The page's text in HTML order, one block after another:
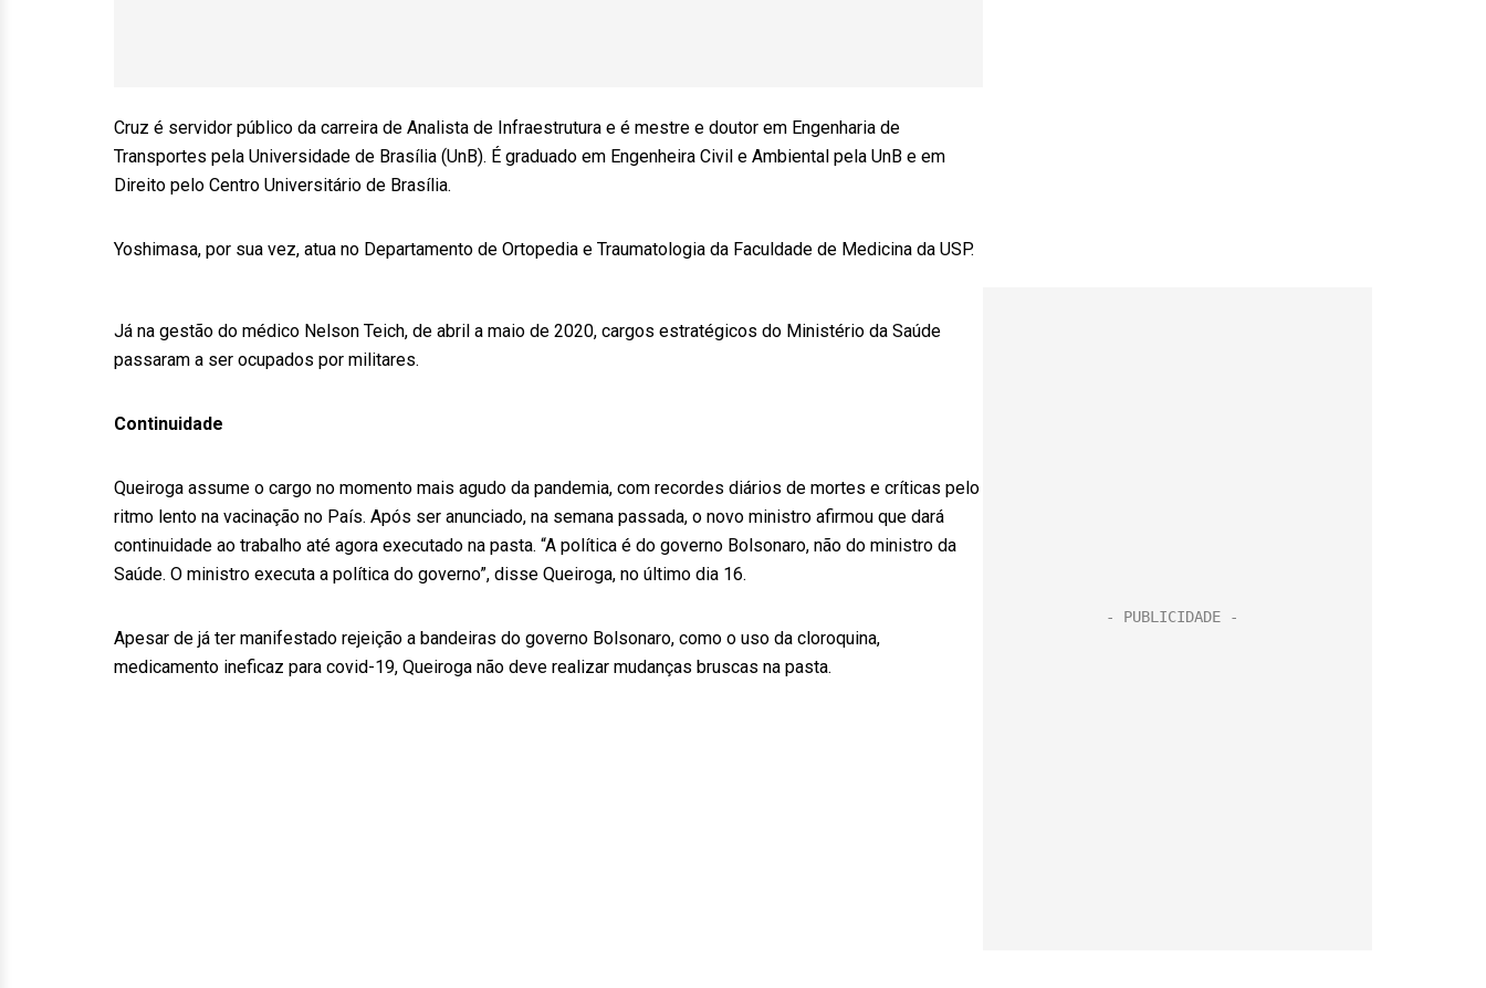
Cruz é servidor público da carreira de Analista de Infraestrutura e é mestre e doutor em Engenharia de
Transportes pela Universidade de Brasília (UnB). É graduado em Engenheira Civil e Ambiental pela UnB e em
Direito pelo Centro Universitário de Brasília.
Yoshimasa, por sua vez, atua no Departamento de Ortopedia e Traumatologia da Faculdade de Medicina da USP.
Já na gestão do médico Nelson Teich, de abril a maio de 2020, cargos estratégicos do Ministério da Saúde
passaram a ser ocupados por militares.
Continuidade
Queiroga assume o cargo no momento mais agudo da pandemia, com recordes diários de mortes e críticas pelo
ritmo lento na vacinação no País. Após ser anunciado, na semana passada, o novo ministro afirmou que dará
continuidade ao trabalho até agora executado na pasta. “A política é do governo Bolsonaro, não do ministro da
Saúde. O ministro executa a política do governo”, disse Queiroga, no último dia 16.
Apesar de já ter manifestado rejeição a bandeiras do governo Bolsonaro, como o uso da cloroquina,
medicamento ineficaz para covid-19, Queiroga não deve realizar mudanças bruscas na pasta.